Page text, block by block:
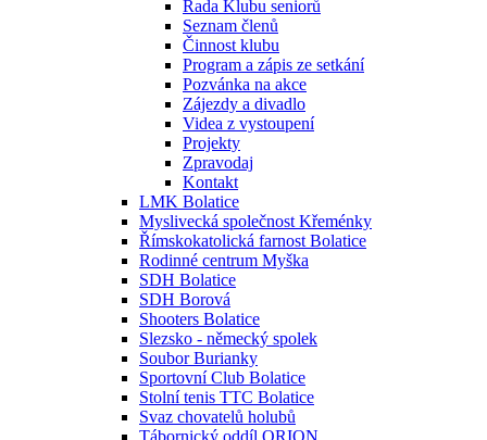
Rada Klubu seniorů
Seznam členů
Činnost klubu
Program a zápis ze setkání
Pozvánka na akce
Zájezdy a divadlo
Videa z vystoupení
Projekty
Zpravodaj
Kontakt
LMK Bolatice
Myslivecká společnost Křeménky
Římskokatolická farnost Bolatice
Rodinné centrum Myška
SDH Bolatice
SDH Borová
Shooters Bolatice
Slezsko - německý spolek
Soubor Burianky
Sportovní Club Bolatice
Stolní tenis TTC Bolatice
Svaz chovatelů holubů
Tábornický oddíl ORION